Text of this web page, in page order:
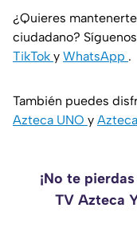
¿Quieres
ciudadano?
TikTok y WhatsApp .
También puedes
Azteca UNO y
¡No te
TV Azteca